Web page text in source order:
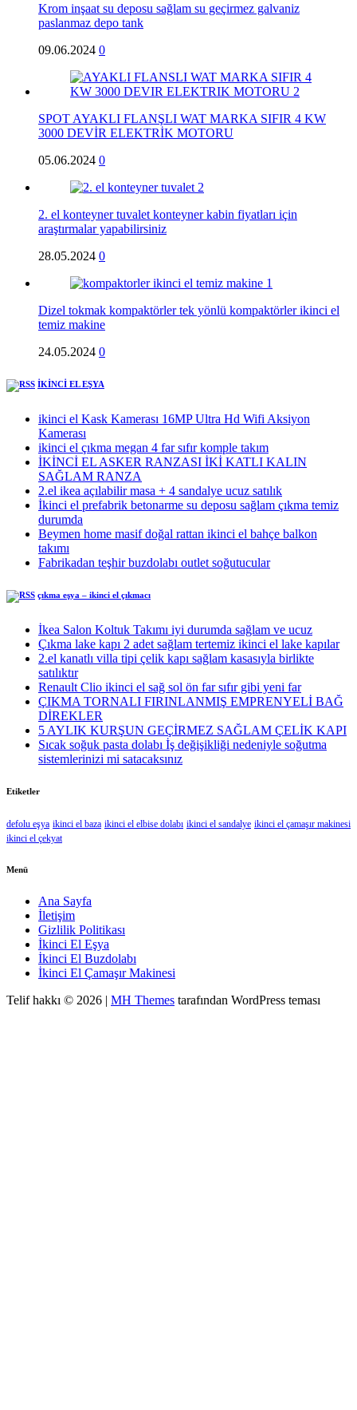
Krom inşaat su deposu sağlam su geçirmez galvaniz
paslanmaz depo tank
09.06.2024 0
SPOT AYAKLI FLANŞLI WAT MARKA SIFIR 4 KW
3000 DEVİR ELEKTRİK MOTORU
05.06.2024 0
2. el konteyner tuvalet konteyner kabin fiyatları için
araştırmalar yapabilirsiniz
28.05.2024 0
Dizel tokmak kompaktörler tek yönlü kompaktörler ikinci el
temiz makine
24.05.2024 0
İKİNCİ EL EŞYA
ikinci el Kask Kamerası 16MP Ultra Hd Wifi Aksiyon
Kamerası
ikinci el çıkma megan 4 far sıfır komple takım
İKİNCİ EL ASKER RANZASI İKİ KATLI KALIN
SAĞLAM RANZA
2.el ikea açılabilir masa + 4 sandalye ucuz satılık
İkinci el prefabrik betonarme su deposu sağlam çıkma temiz
durumda
Beymen home masif doğal rattan ikinci el bahçe balkon
takımı
Fabrikadan teşhir buzdolabı outlet soğutucular
çıkma eşya – ikinci el çıkmacı
İkea Salon Koltuk Takımı iyi durumda sağlam ve ucuz
Çıkma lake kapı 2 adet sağlam tertemiz ikinci el lake kapılar
2.el kanatlı villa tipi çelik kapı sağlam kasasıyla birlikte
satılıktır
Renault Clio ikinci el sağ sol ön far sıfır gibi yeni far
ÇIKMA TORNALI FIRINLANMIŞ EMPRENYELİ BAĞ
DİREKLER
5 AYLIK KURŞUN GEÇİRMEZ SAĞLAM ÇELİK KAPI
Sıcak soğuk pasta dolabı İş değişikliği nedeniyle soğutma
sistemlerinizi mi satacaksınız
Etiketler
defolu eşya ikinci el baza ikinci el elbise dolabı ikinci el sandalye ikinci el çamaşır makinesi
ikinci el çekyat
Menü
Ana Sayfa
İletişim
Gizlilik Politikası
İkinci El Eşya
İkinci El Buzdolabı
İkinci El Çamaşır Makinesi
Telif hakkı © 2026 | MH Themes tarafından WordPress teması